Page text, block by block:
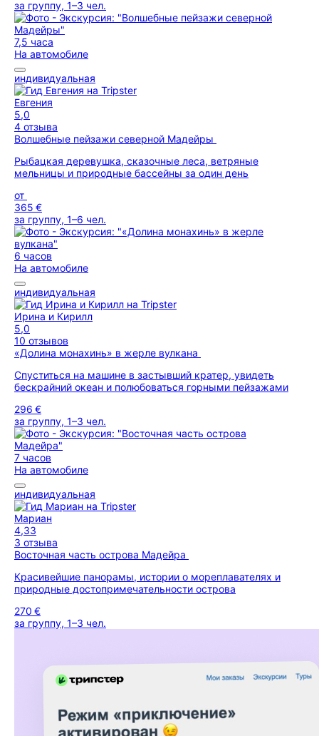
за группу, 1–3 чел.
7,5 часа
На автомобиле
индивидуальная
Евгения
5,0
4 отзыва
Волшебные пейзажи северной Мадейры
Рыбацкая деревушка, сказочные леса, ветряные
мельницы и природные бассейны за один день
от
365 €
за группу, 1–6 чел.
6 часов
На автомобиле
индивидуальная
Ирина и Кирилл
5,0
10 отзывов
«Долина монахинь» в жерле вулкана
Спуститься на машине в застывший кратер, увидеть
бескрайний океан и полюбоваться горными пейзажами
296 €
за группу, 1–3 чел.
7 часов
На автомобиле
индивидуальная
Мариан
4,33
3 отзыва
Восточная часть острова Мадейра
Красивейшие панорамы, истории о мореплавателях и
природные достопримечательности острова
270 €
за группу, 1–3 чел.